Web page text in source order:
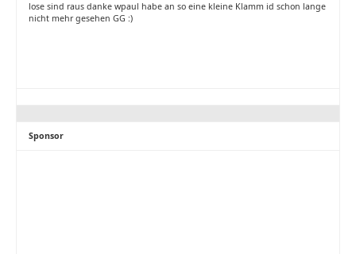
lose sind raus danke wpaul habe an so eine kleine Klamm id schon lange
nicht mehr gesehen GG :)
Sponsor